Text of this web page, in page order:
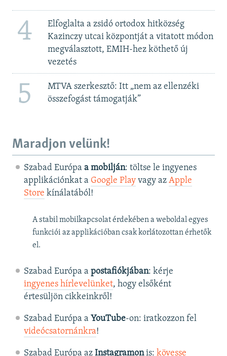
4
Elfoglalta a zsidó ortodox hitközség
Kazinczy utcai központját a vitatott módon
megválasztott, EMIH-hez köthető új
vezetés
5
MTVA szerkesztő: Itt „nem az ellenzéki
összefogást támogatják”
Maradjon velünk!
Szabad Európa a mobilján: töltse le ingyenes
applikációnkat a Google Playvagy az Apple
Store kínálatából!
A stabil mobilkapcsolat érdekében a weboldal egyes
funkciói az applikációban csak korlátozottan érhetők
el.
Szabad Európa a postafiókjában: kérje
ingyenes hírlevelünket, hogy elsőként
értesüljön cikkeinkről!
Szabad Európa a YouTube-on: iratkozzon fel
videócsatornánkra!
Szabad Európa az Instagramonis: kövesse